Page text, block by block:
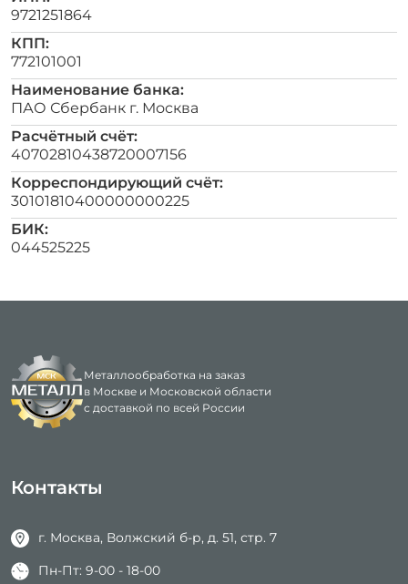
9721251864
КПП:
772101001
Наименование банка:
ПАО Сбербанк г. Москва
Расчётный счёт:
40702810438720007156
Корреспондирующий счёт:
30101810400000000225
БИК:
044525225
Металлообработка на заказ
в Москве и Московской области
с доставкой по всей России
Контакты
г. Москва, Волжский б-р, д. 51, стр. 7
Пн-Пт: 9-00 - 18-00